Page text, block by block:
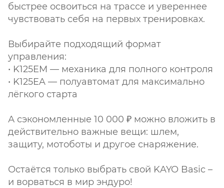
быстрее освоиться на трассе и увереннее
чувствовать себя на первых тренировках.
Выбирайте подходящий формат
управления:
• K125EM — механика для полного контроля
• K125EA — полуавтомат для максимально
лёгкого старта
А сэкономленные 10 000 ₽ можно вложить в
действительно важные вещи: шлем,
защиту, мотоботы и другое снаряжение.
Остаётся только выбрать свой KAYO Basic –
и ворваться в мир эндуро!